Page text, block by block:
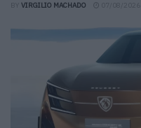
VIRGILIO MACHADO